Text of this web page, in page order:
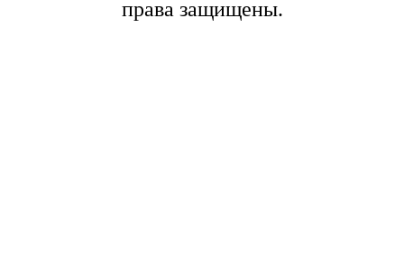
права защищены.